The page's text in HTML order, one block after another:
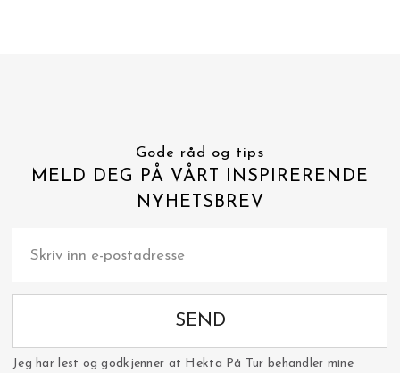
Gode råd og tips
MELD DEG PÅ VÅRT INSPIRERENDE
NYHETSBREV
SEND
Jeg har lest og godkjenner at Hekta På Tur behandler mine